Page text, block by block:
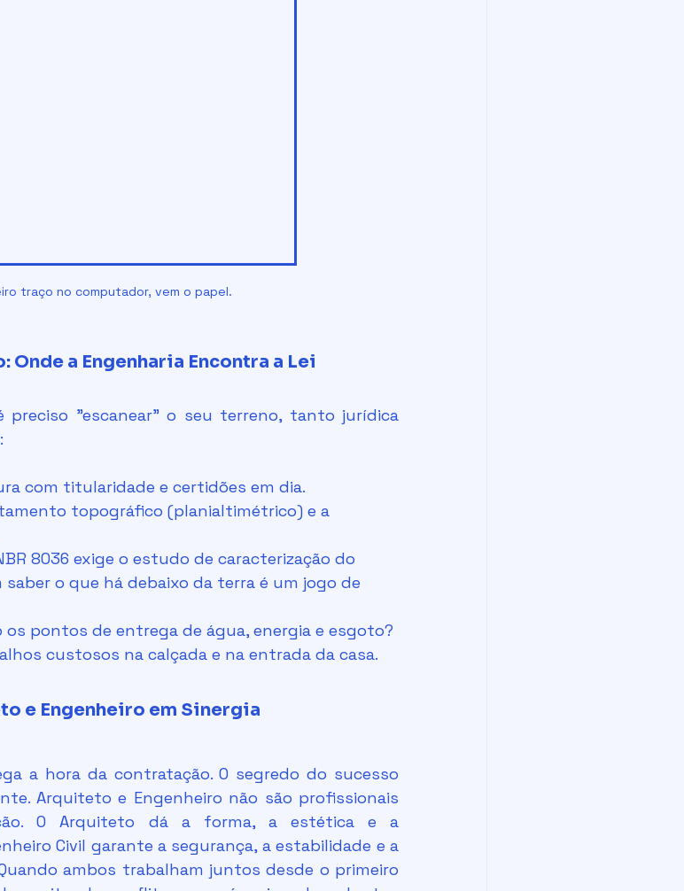
traço no computador, vem o papel.
a Engenharia Encontra a Lei
com titularidade e certidões em dia.
topográfico (planialtimétrico) e a
8036 exige o estudo de caracterização do
o que há debaixo da terra é um jogo de
os pontos de entrega de água, energia e esgoto?
custosos na calçada e na entrada da casa.
e Engenheiro em Sinergia
Arquiteto e Engenheiro não são profissionais
O Arquiteto dá a forma, a estética e a
Civil garante a segurança, a estabilidade e a